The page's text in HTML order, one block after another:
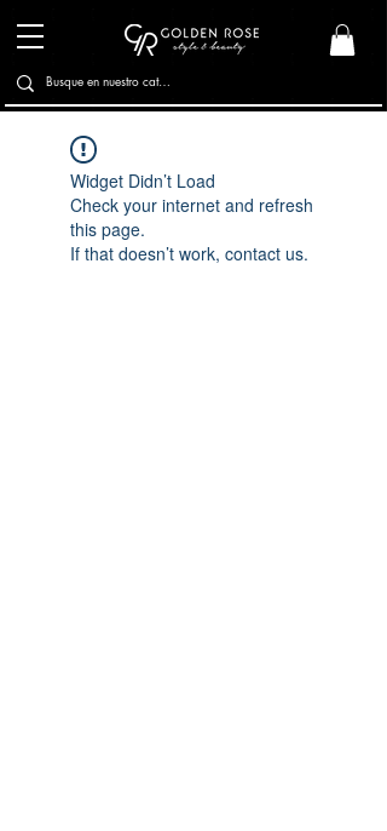
Widget Didn’t Load
Check your internet and refresh
this page.
If that doesn’t work, contact us.